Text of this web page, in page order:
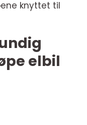
knyttet til
elbil